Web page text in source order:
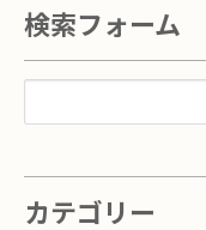
検索フォーム
カテゴリー